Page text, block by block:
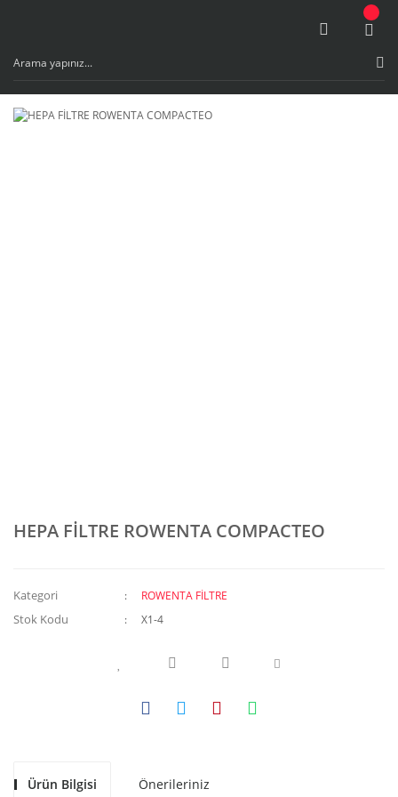
HEPA FİLTRE ROWENTA COMPACTEO
Kategori ROWENTA FİLTRE
Stok Kodu X1-4
Ürün Bilgisi Önerileriniz